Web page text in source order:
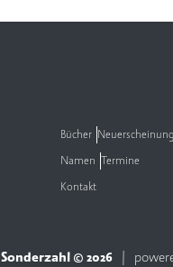
Bücher
Namen Termine
Kontakt
Sonderzahl © 2026